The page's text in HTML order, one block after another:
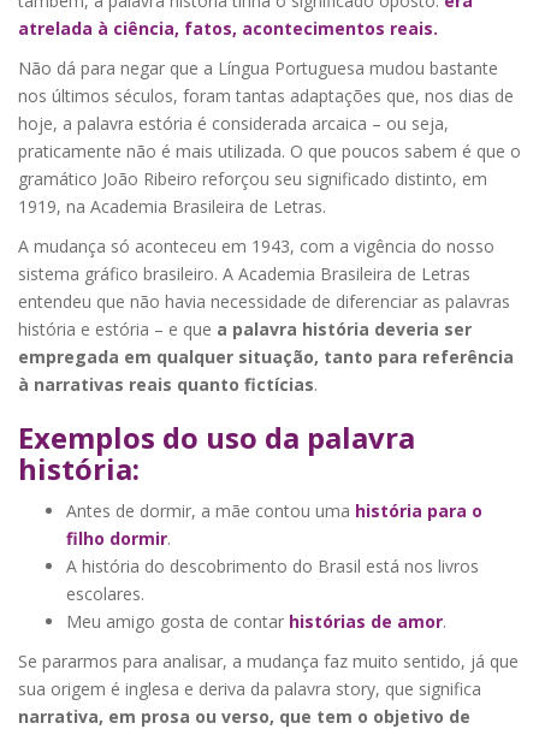
atrelada à ciência, fatos, acontecimentos reais.
Não dá para negar que a Língua Portuguesa mudou bastante
nos últimos séculos, foram tantas adaptações que, nos dias de
hoje, a palavra estória é considerada arcaica – ou seja,
praticamente não é mais utilizada. O que poucos sabem é que o
gramático João Ribeiro reforçou seu significado distinto, em
1919, na Academia Brasileira de Letras.
A mudança só aconteceu em 1943, com a vigência do nosso
sistema gráfico brasileiro. A Academia Brasileira de Letras
entendeu que não havia necessidade de diferenciar as palavras
história e estória – e que a palavra história deveria ser
empregada em qualquer situação, tanto para referência
à narrativas reais quanto fictícias.
Exemplos do uso da palavra
história:
Antes de dormir, a mãe contou uma história para o
filho dormir.
A história do descobrimento do Brasil está nos livros
escolares.
Meu amigo gosta de contar histórias de amor.
Se pararmos para analisar, a mudança faz muito sentido, já que
sua origem é inglesa e deriva da palavra story, que significa
narrativa, em prosa ou verso, que tem o objetivo de